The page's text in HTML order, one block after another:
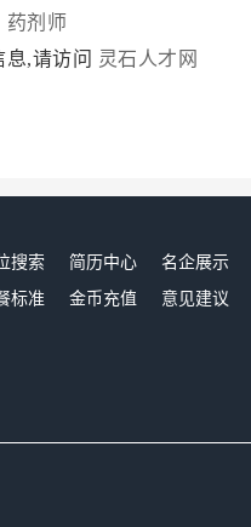
药剂师
息,请访问 灵石人才网
搜索 简历中心 名企展示
标准
金币充值 意见建议